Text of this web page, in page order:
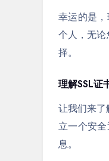
幸运的是
个人，无
择。
理解SSL证
让我们来了
立一个安
息。